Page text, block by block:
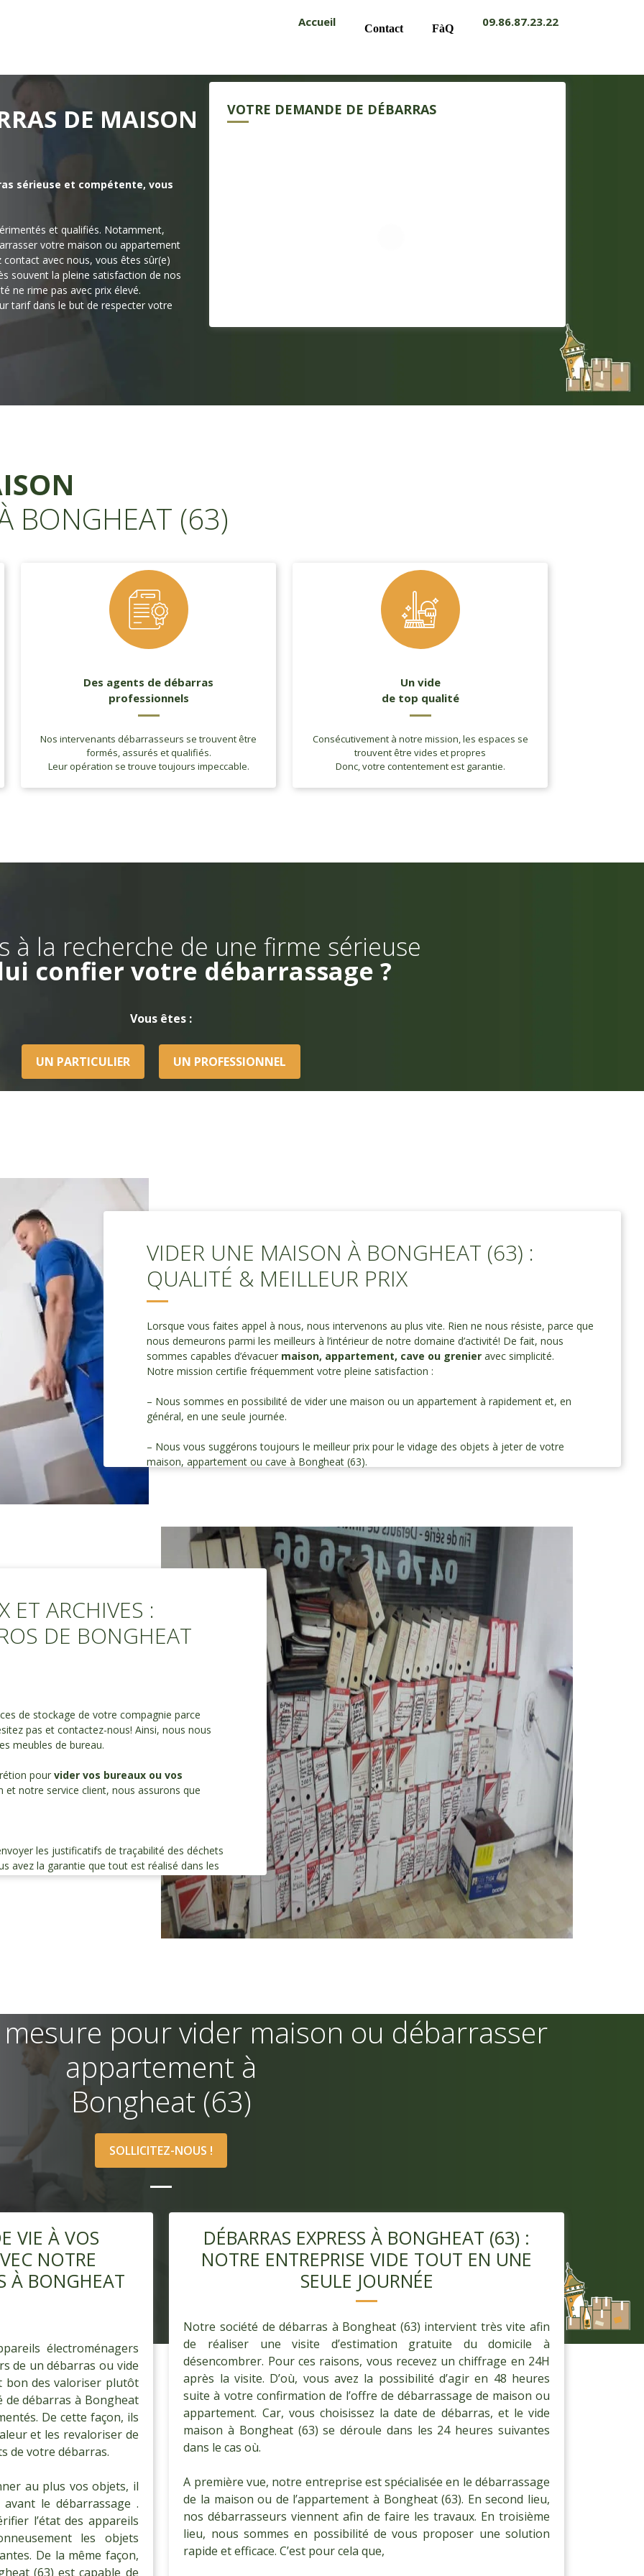
Accueil Contact FàQ 09.86.87.23.22
DE MAISON
sérieuse et compétente, vous
et qualifiés. Notamment,
votre maison ou appartement
avec nous, vous êtes sûr(e)
souvent la pleine satisfaction de nos
ne rime pas avec prix élevé.
tarif dans le but de respecter votre
VOTRE DEMANDE DE DÉBARRAS
BONGHEAT (63)
Des agents de débarras
professionnels
Nos intervenants débarrasseurs se trouvent être
formés, assurés et qualifiés.
Leur opération se trouve toujours impeccable.
Un vide
de top qualité
Consécutivement à notre mission, les espaces se
trouvent être vides et propres
Donc, votre contentement est garantie.
à la recherche de une firme sérieuse
confier votre débarrassage ?
Vous êtes :
UN PARTICULIER UN PROFESSIONNEL
VIDER UNE MAISON À BONGHEAT (63) :
QUALITÉ & MEILLEUR PRIX
Lorsque vous faites appel à nous, nous intervenons au plus vite. Rien ne nous résiste, parce que
nous demeurons parmi les meilleurs à l’intérieur de notre domaine d’activité! De fait, nous
sommes capables d’évacuer maison, appartement, cave ou grenieravec simplicité.
Notre mission certifie fréquemment votre pleine satisfaction :
– Nous sommes en possibilité de vider une maison ou un appartement à rapidement et, en
général, en une seule journée.
– Nous vous suggérons toujours le meilleur prix pour le vidage des objets à jeter de votre
maison, appartement ou cave à Bongheat (63).
ET ARCHIVES :
DE BONGHEAT
de stockage de votre compagnie parce
pas et contactez-nous! Ainsi, nous nous
meubles de bureau.
pour vider vos bureaux ou vos
notre service client, nous assurons que
les justificatifs de traçabilité des déchets
avez la garantie que tout est réalisé dans les
pour vider maison ou débarrasser
appartement à
Bongheat (63)
SOLLICITEZ-NOUS !
VIE À VOS
NOTRE
À BONGHEAT
électroménagers
de un débarras ou vide
bon des valoriser plutôt
de débarras à Bongheat
De cette façon, ils
et les revaloriser de
de votre débarras.
au plus vos objets, il
le débarrassage .
l’état des appareils
les objets
De la même façon,
(63) est capable de
DÉBARRAS EXPRESS À BONGHEAT (63) :
NOTRE ENTREPRISE VIDE TOUT EN UNE
SEULE JOURNÉE
Notre société de débarras à Bongheat (63) intervient très vite afin
de réaliser une visite d’estimation gratuite du domicile à
désencombrer. Pour ces raisons, vous recevez un chiffrage en 24H
après la visite. D’où, vous avez la possibilité d’agir en 48 heures
suite à votre confirmation de l’offre de débarrassage de maison ou
appartement. Car, vous choisissez la date de débarras, et le vide
maison à Bongheat (63) se déroule dans les 24 heures suivantes
dans le cas où.
A première vue, notre entreprise est spécialisée en le débarrassage
de la maison ou de l’appartement à Bongheat (63). En second lieu,
nos débarrasseurs viennent afin de faire les travaux. En troisième
lieu, nous sommes en possibilité de vous proposer une solution
rapide et efficace. C’est pour cela que,